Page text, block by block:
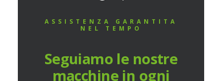
ASSISTENZA GARANTITA
NEL TEMPO
Seguiamo le nostre
macchine in ogni